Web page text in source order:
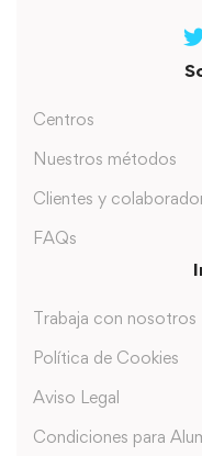
Centros
Nuestros métodos
Clientes y
FAQs
Trabaja con nosotros
Política de Cookies
Aviso Legal
Condiciones para